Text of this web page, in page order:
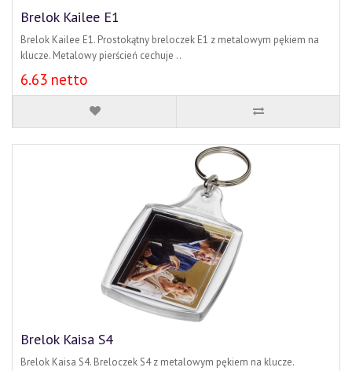
Brelok Kailee E1
Brelok Kailee E1. Prostokątny breloczek E1 z metalowym pękiem na
klucze. Metalowy pierścień cechuje ..
6.63 netto
Brelok Kaisa S4
Brelok Kaisa S4. Breloczek S4 z metalowym pękiem na klucze.